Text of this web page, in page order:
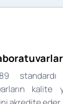
standardı